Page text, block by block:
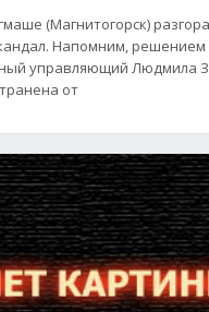
(Магнитогорск)
Напомним, решением
управляющий Людмила
от